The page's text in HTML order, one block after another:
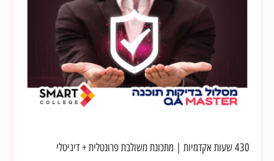
430 שעות אקדמיות | מתכונת משולבת פרונטלית + דיגיטלי